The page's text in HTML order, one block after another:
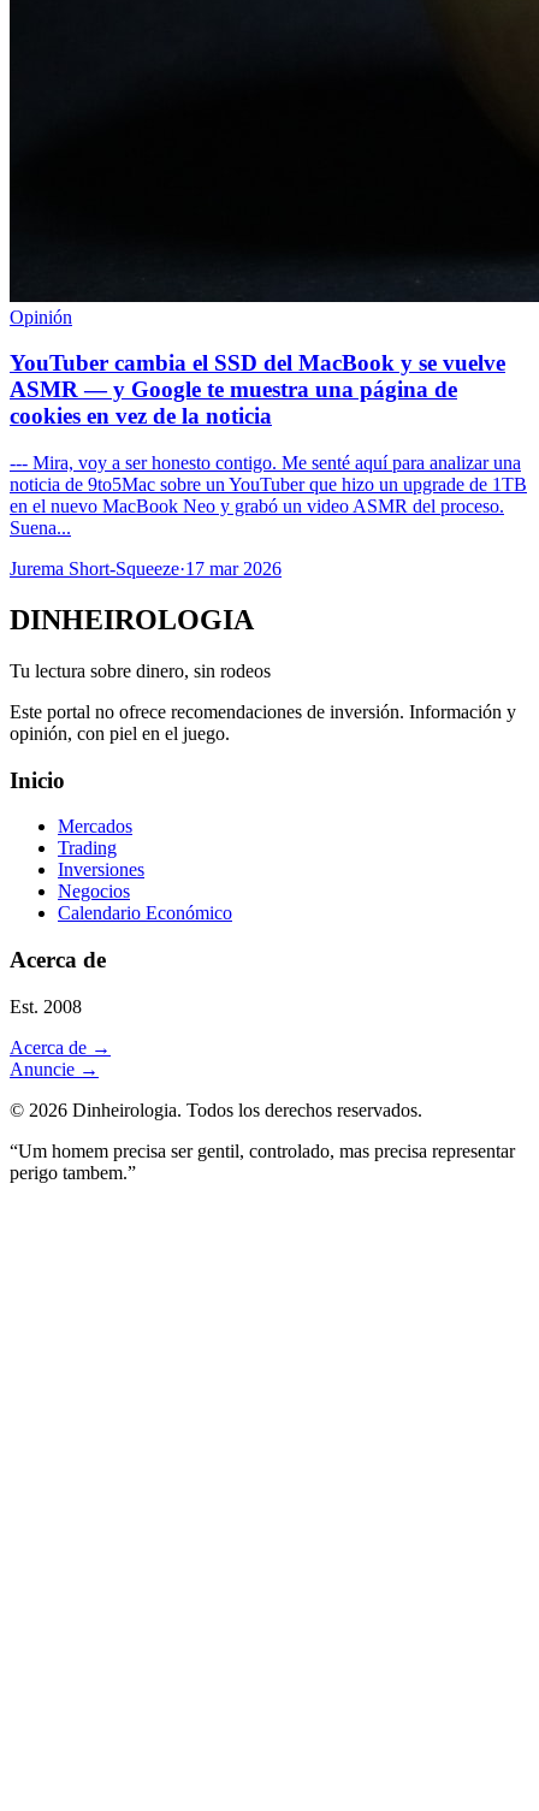
Opinión
YouTuber cambia el SSD del MacBook y se vuelve
ASMR — y Google te muestra una página de
cookies en vez de la noticia
--- Mira, voy a ser honesto contigo. Me senté aquí para analizar una
noticia de 9to5Mac sobre un YouTuber que hizo un upgrade de 1TB
en el nuevo MacBook Neo y grabó un video ASMR del proceso.
Suena...
Jurema Short-Squeeze·17 mar 2026
DINHEIROLOGIA
Tu lectura sobre dinero, sin rodeos
Este portal no ofrece recomendaciones de inversión. Información y
opinión, con piel en el juego.
Inicio
Mercados
Trading
Inversiones
Negocios
Calendario Económico
Acerca de
Est. 2008
Acerca de →
Anuncie →
© 2026 Dinheirologia. Todos los derechos reservados.
“Um homem precisa ser gentil, controlado, mas precisa representar
perigo tambem.”